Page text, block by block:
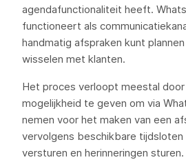
agendafunctionaliteit heeft.
functioneert als
handmatig afspraken kunt
wisselen met klanten.
Het proces verloopt meestal
mogelijkheid te geven om via
nemen voor het maken van een
vervolgens beschikbare
versturen en herinneringen